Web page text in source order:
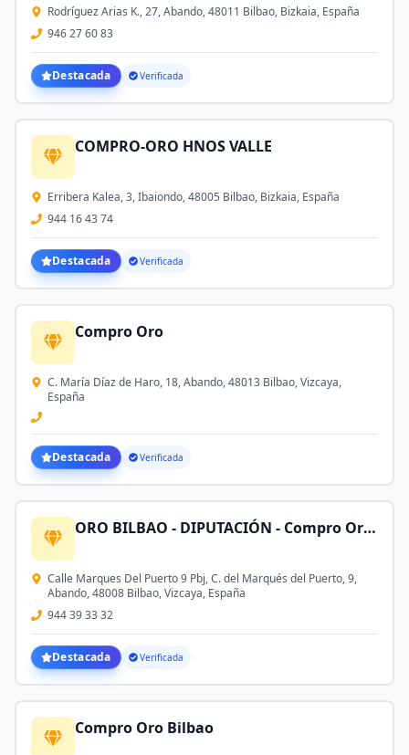
Rodríguez Arias K., 27, Abando, 48011 Bilbao, Bizkaia, España
946 27 60 83
Destacada Verificada
COMPRO-ORO HNOS VALLE
Erribera Kalea, 3, Ibaiondo, 48005 Bilbao, Bizkaia, España
944 16 43 74
Destacada Verificada
Compro Oro
C. María Díaz de Haro, 18, Abando, 48013 Bilbao, Vizcaya,
España
Destacada Verificada
ORO BILBAO - DIPUTACIÓN - Compro Oro, Plata, Herencias, Joyas, Monedas de Oro, Brillantes y Relojes
Calle Marques Del Puerto 9 Pbj, C. del Marqués del Puerto, 9,
Abando, 48008 Bilbao, Vizcaya, España
944 39 33 32
Destacada Verificada
Compro Oro Bilbao